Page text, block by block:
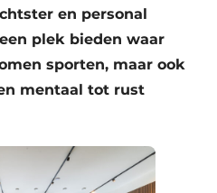
en personal
plek bieden waar
sporten, maar ook
mentaal tot rust